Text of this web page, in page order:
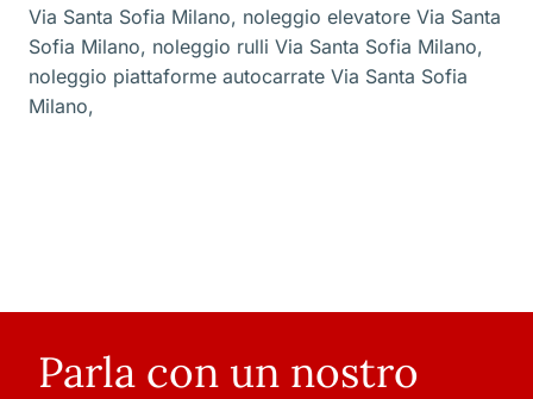
Via Santa Sofia Milano, noleggio elevatore Via Santa
Sofia Milano, noleggio rulli Via Santa Sofia Milano,
noleggio piattaforme autocarrate Via Santa Sofia
Milano,
Parla con un nostro